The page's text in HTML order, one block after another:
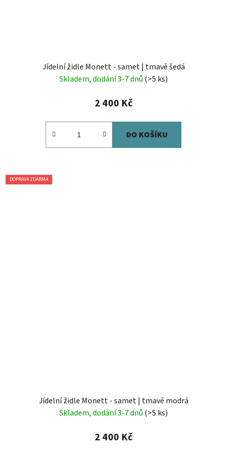
Jídelní židle Monett - samet | tmavě šedá
Skladem, dodání 3-7 dnů (>5 ks)
2 400 Kč
DO KOŠÍKU
DOPRAVA ZDARMA
Jídelní židle Monett - samet | tmavě modrá
Skladem, dodání 3-7 dnů (>5 ks)
2 400 Kč